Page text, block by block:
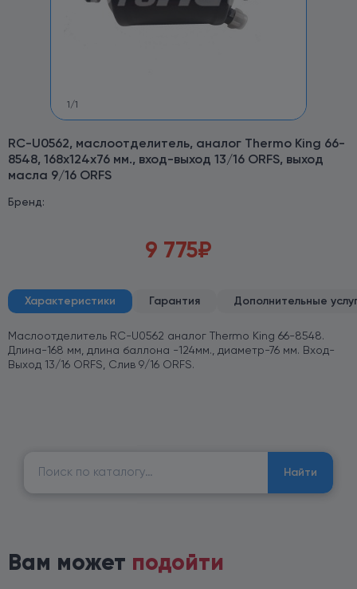
1 /1
RC-U0562, маслоотделитель, аналог Thermo King 66-
8548, 168х124х76 мм., вход-выход 13/16 ORFS, выход
масла 9/16 ORFS
Бренд:
9 775₽
Характеристики Гарантия Дополнительные
Маслоотделитель RC-U0562 аналог Thermo King 66-8548.
Длина-168 мм, длина баллона -124мм., диаметр-76 мм. Вход-
Выход 13/16 ORFS, Слив 9/16 ORFS.
Найти
Вам может подойти